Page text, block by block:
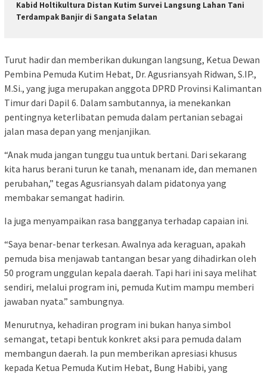
Kabid Holtikultura Distan Kutim Survei Langsung Lahan Tani
Terdampak Banjir di Sangata Selatan
Turut hadir dan memberikan dukungan langsung, Ketua Dewan
Pembina Pemuda Kutim Hebat, Dr. Agusriansyah Ridwan, S.IP.,
M.Si., yang juga merupakan anggota DPRD Provinsi Kalimantan
Timur dari Dapil 6. Dalam sambutannya, ia menekankan
pentingnya keterlibatan pemuda dalam pertanian sebagai
jalan masa depan yang menjanjikan.
“Anak muda jangan tunggu tua untuk bertani. Dari sekarang
kita harus berani turun ke tanah, menanam ide, dan memanen
perubahan,” tegas Agusriansyah dalam pidatonya yang
membakar semangat hadirin.
Ia juga menyampaikan rasa bangganya terhadap capaian ini.
“Saya benar-benar terkesan. Awalnya ada keraguan, apakah
pemuda bisa menjawab tantangan besar yang dihadirkan oleh
50 program unggulan kepala daerah. Tapi hari ini saya melihat
sendiri, melalui program ini, pemuda Kutim mampu memberi
jawaban nyata.” sambungnya.
Menurutnya, kehadiran program ini bukan hanya simbol
semangat, tetapi bentuk konkret aksi para pemuda dalam
membangun daerah. Ia pun memberikan apresiasi khusus
kepada Ketua Pemuda Kutim Hebat, Bung Habibi, yang